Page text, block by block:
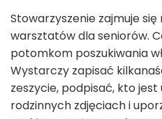
Stowarzyszenie zajmuje
warsztatów dla seniorów.
potomkom poszukiwania
Wystarczy zapisać
zeszycie, podpisać, kto
rodzinnych zdjęciach i